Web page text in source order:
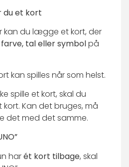
du et kort
kan du lægge et kort, der
farve, tal eller symbolpå
kan spilles når som helst.
spille et kort, skal du
Kan det bruges, må
det med det samme.
harét kort tilbage, skal